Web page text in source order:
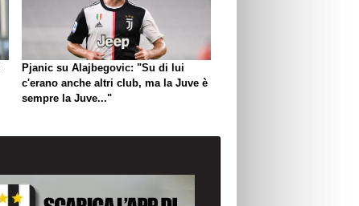
Pjanic su Alajbegovic: "Su di lui
c'erano anche altri club, ma la Juve è
sempre la Juve..."